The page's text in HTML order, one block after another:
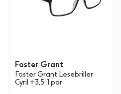
Foster Grant
Foster Grant Lesebriller
Cyril +3,5, 1 par